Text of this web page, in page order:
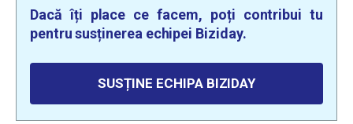
Dacă îți place ce facem, poți contribui tu
pentru susținerea echipei Biziday.
SUSȚINE ECHIPA BIZIDAY